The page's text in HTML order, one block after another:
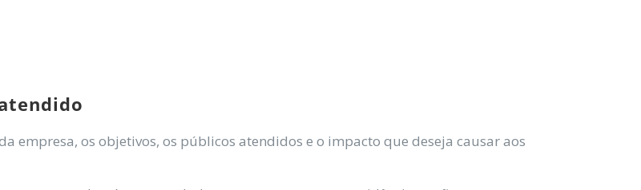
empresa, os objetivos, os públicos atendidos e o impacto que deseja causar aos